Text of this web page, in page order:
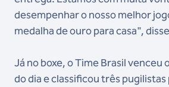
desempenhar o nosso melhor
medalha de ouro para casa",
Já no boxe, o Time Brasil venceu
do dia e classificou três pugilistas